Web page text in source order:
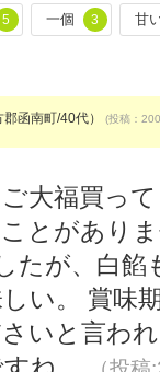
5 一個 3 甘
函南町/40代） (投稿：
大福買っ
とがあり
たが、白
い。 賞味
いと言わ